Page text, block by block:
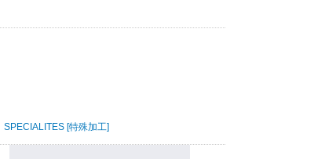
SPECIALITES [特殊加工]